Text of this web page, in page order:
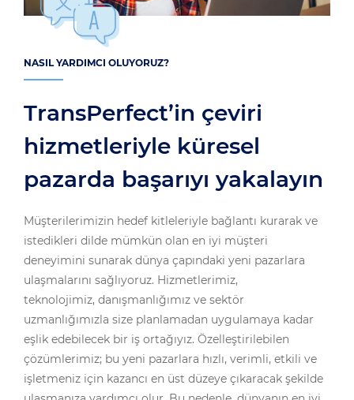
NASIL YARDIMCI OLUYORUZ?
TransPerfect’in çeviri
hizmetleriyle küresel
pazarda başarıyı yakalayın
Müşterilerimizin hedef kitleleriyle bağlantı kurarak ve
istedikleri dilde mümkün olan en iyi müşteri
deneyimini sunarak dünya çapındaki yeni pazarlara
ulaşmalarını sağlıyoruz. Hizmetlerimiz,
teknolojimiz, danışmanlığımız ve sektör
uzmanlığımızla size planlamadan uygulamaya kadar
eşlik edebilecek bir iş ortağıyız. Özelleştirilebilen
çözümlerimiz; bu yeni pazarlara hızlı, verimli, etkili ve
işletmeniz için kazancı en üst düzeye çıkaracak şekilde